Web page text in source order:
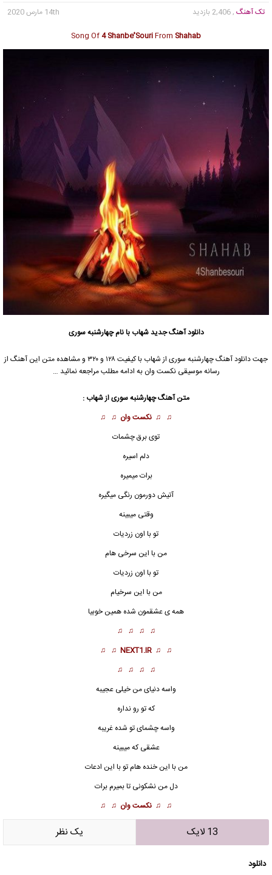
تک آهنگ , 2,406 بازدید
14th مارس 2020
Song Of4 Shanbe ُSouriFrom Shahab
دانلود آهنگ جدیدشهاب با نام چهارشنبه سوری
جهت دانلود آهنگ چهارشنبه سوری از شهاب با کیفیت ۱۲۸ و ۳۲۰ و مشاهده متن این آهنگ از
رسانه موسیقی نکست وان به ادامه مطلب مراجعه نمائید …
متن آهنگچهارشنبه سوریاز شهاب :
♫ ♫ نکست وان ♫ ♫
توی برق چشمات
دلم اسیره
برات میمیره
آتیش دورمون رنگی میگیره
وقتی میبینه
تو با اون زردیات
من با این سرخی هام
تو با اون زردیات
من با این سرخیام
همه ی عشقمون شده همین خوبیا
♫ ♫ ♫ ♫
♫ ♫
NEXT1.IR
♫ ♫
♫ ♫ ♫ ♫
واسه دنیای من خیلی عجیبه
که‌ تو رو نداره
واسه چشمای تو شده غریبه
عشقی که میبینه
من با این خنده هام تو با این ادعات
دل من نشکونی تا بمیرم برات
♫ ♫ نکست وان ♫ ♫
13 لایک يک نظر
دانلود